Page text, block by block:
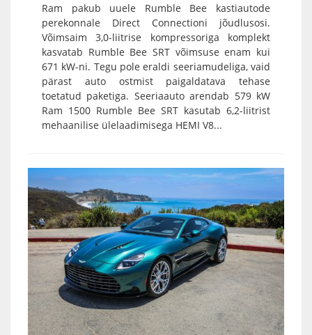
Ram pakub uuele Rumble Bee kastiautode
perekonnale Direct Connectioni jõudlusosi.
Võimsaim 3,0-liitrise kompressoriga komplekt
kasvatab Rumble Bee SRT võimsuse enam kui
671 kW-ni. Tegu pole eraldi seeriamudeliga, vaid
pärast auto ostmist paigaldatava tehase
toetatud paketiga. Seeriaauto arendab 579 kW
Ram 1500 Rumble Bee SRT kasutab 6,2-liitrist
mehaanilise ülelaadimisega HEMI V8...